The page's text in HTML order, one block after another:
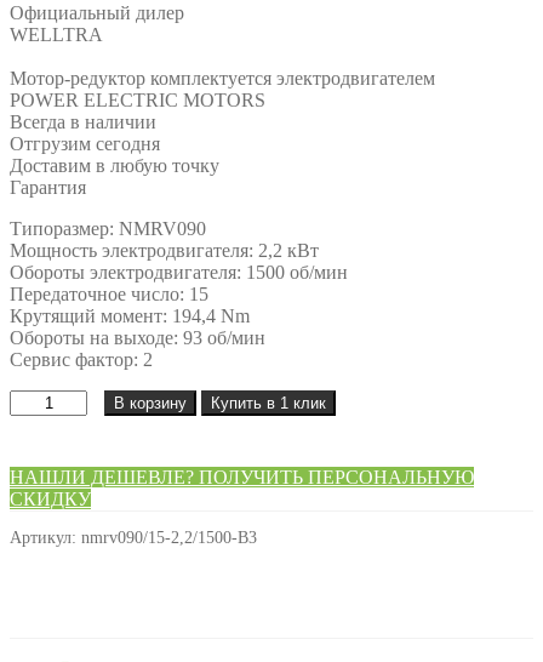
Официальный дилер
WELLTRA
Мотор-редуктор комплектуется электродвигателем
POWER ELECTRIC MOTORS
Всегда в наличии
Отгрузим сегодня
Доставим в любую точку
Гарантия
Типоразмер: NMRV090
Мощность электродвигателя: 2,2 кВт
Обороты электродвигателя: 1500 об/мин
Передаточное число: 15
Крутящий момент: 194,4 Nm
Обороты на выходе: 93 об/мин
Сервис фактор: 2
Количество
товара
редуктор
NMRV090/15-
2,2/1500-
B3
В корзину Купить в 1 клик
НАШЛИ ДЕШЕВЛЕ? ПОЛУЧИТЬ ПЕРСОНАЛЬНУЮ
СКИДКУ
Артикул: nmrv090/15-2,2/1500-B3